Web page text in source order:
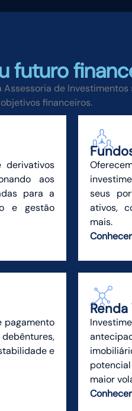
futuro
de
financeiros.
derivativos
aos
para a
e gestão
seus
ativos,
mais.
Conhecer
pagamento
e
maior
Conhecer